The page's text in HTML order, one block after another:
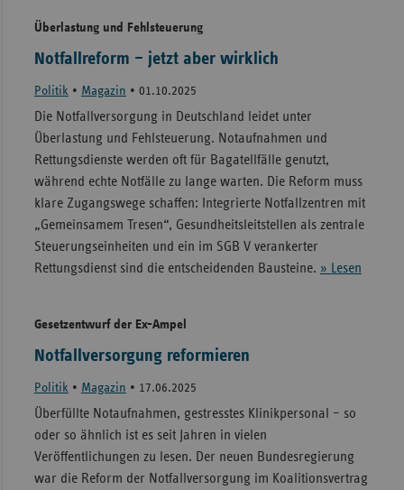
Überlastung und Fehlsteuerung
Notfallreform – jetzt aber wirklich
Politik • Magazin • 01.10.2025
Die Notfallversorgung in Deutschland leidet unter
Überlastung und Fehlsteuerung. Notaufnahmen und
Rettungsdienste werden oft für Bagatellfälle genutzt,
während echte Notfälle zu lange warten. Die Reform muss
klare Zugangswege schaffen: Integrierte Notfallzentren mit
„Gemeinsamem Tresen“, Gesundheitsleitstellen als zentrale
Steuerungseinheiten und ein im SGB V verankerter
Rettungsdienst sind die entscheidenden Bausteine. » Lesen
Gesetzentwurf der Ex-Ampel
Notfallversorgung reformieren
Politik • Magazin • 17.06.2025
Überfüllte Notaufnahmen, gestresstes Klinikpersonal – so
oder so ähnlich ist es seit Jahren in vielen
Veröffentlichungen zu lesen. Der neuen Bundesregierung
war die Reform der Notfallversorgung im Koalitionsvertrag